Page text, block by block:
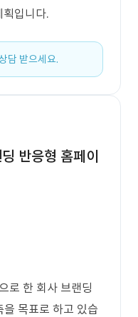
입니다.
담 받으세요.
반응형 홈페이
로 한 회사 브랜딩
목표로 하고 있습